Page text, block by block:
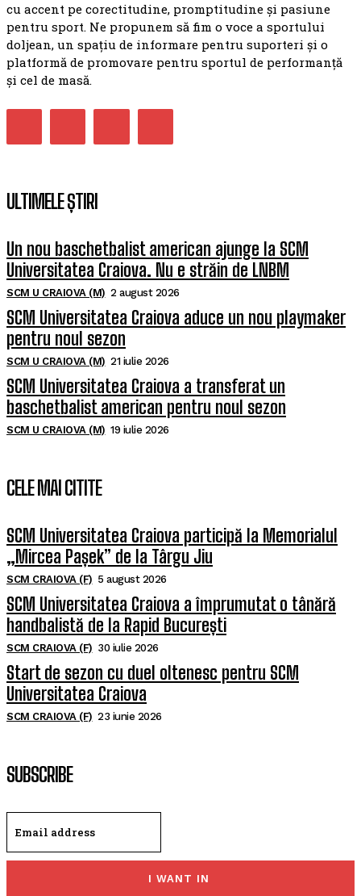
cu accent pe corectitudine, promptitudine și pasiune
pentru sport. Ne propunem să fim o voce a sportului
doljean, un spațiu de informare pentru suporteri și o
platformă de promovare pentru sportul de performanță
și cel de masă.
ULTIMELE ȘTIRI
Un nou baschetbalist american ajunge la SCM
Universitatea Craiova. Nu e străin de LNBM
SCM U CRAIOVA (M) 2 august 2026
SCM Universitatea Craiova aduce un nou playmaker
pentru noul sezon
SCM U CRAIOVA (M) 21 iulie 2026
SCM Universitatea Craiova a transferat un
baschetbalist american pentru noul sezon
SCM U CRAIOVA (M) 19 iulie 2026
CELE MAI CITITE
SCM Universitatea Craiova participă la Memorialul
„Mircea Pașek” de la Târgu Jiu
SCM CRAIOVA (F) 5 august 2026
SCM Universitatea Craiova a împrumutat o tânără
handbalistă de la Rapid București
SCM CRAIOVA (F) 30 iulie 2026
Start de sezon cu duel oltenesc pentru SCM
Universitatea Craiova
SCM CRAIOVA (F) 23 iunie 2026
SUBSCRIBE
I WANT IN